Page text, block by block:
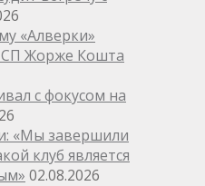
«Алверки»
Жорже Кошта
с фокусом на
«Мы завершили
клуб является
02.08.2026